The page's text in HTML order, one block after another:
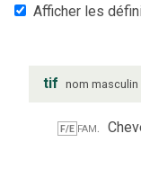
Afficher les
tif nom masculin
F/E fam.